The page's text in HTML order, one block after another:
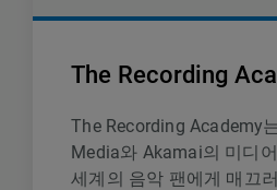
The Recording
The Recording Academy
Media와 Akamai의 미디
세계의 음악 팬에게 매끄